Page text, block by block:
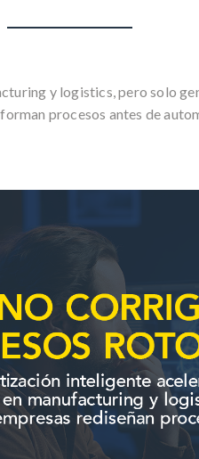
y logistics, pero solo
procesos antes de